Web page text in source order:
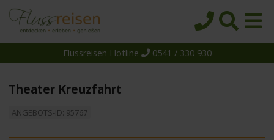
Flussreisen Hotline 0541 / 330 930
Theater Kreuzfahrt
ANGEBOTS-ID: 95767